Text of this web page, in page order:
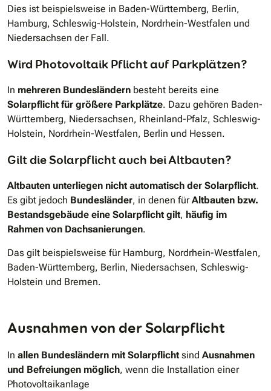
Dies ist beispielsweise in Baden-Württemberg, Berlin,
Hamburg, Schleswig-Holstein, Nordrhein-Westfalen und
Niedersachsen der Fall.
Wird Photovoltaik Pflicht auf Parkplätzen?
In mehreren Bundesländern besteht bereits eine
Solarpflicht für größere Parkplätze. Dazu gehören Baden-
Württemberg, Niedersachsen, Rheinland-Pfalz, Schleswig-
Holstein, Nordrhein-Westfalen, Berlin und Hessen.
Gilt die Solarpflicht auch bei Altbauten?
Altbauten unterliegen nicht automatisch der Solarpflicht.
Es gibt jedoch Bundesländer, in denen fürAltbauten bzw.
Bestandsgebäude eine Solarpflicht gilt, häufig im
Rahmen von Dachsanierungen.
Das gilt beispielsweise für Hamburg, Nordrhein-Westfalen,
Baden-Württemberg, Berlin, Niedersachsen, Schleswig-
Holstein und Bremen.
Ausnahmen von der Solarpflicht
In allen Bundesländern mit Solarpflicht sind Ausnahmen
und Befreiungen möglich, wenn die Installation einer
Photovoltaikanlage